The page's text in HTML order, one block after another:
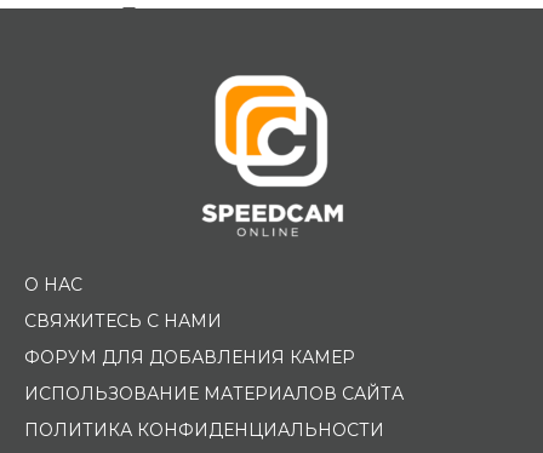
Помощь водителю
О НАС
СВЯЖИТЕСЬ С НАМИ
ФОРУМ ДЛЯ ДОБАВЛЕНИЯ КАМЕР
ИСПОЛЬЗОВАНИЕ МАТЕРИАЛОВ САЙТА
ПОЛИТИКА КОНФИДЕНЦИАЛЬНОСТИ